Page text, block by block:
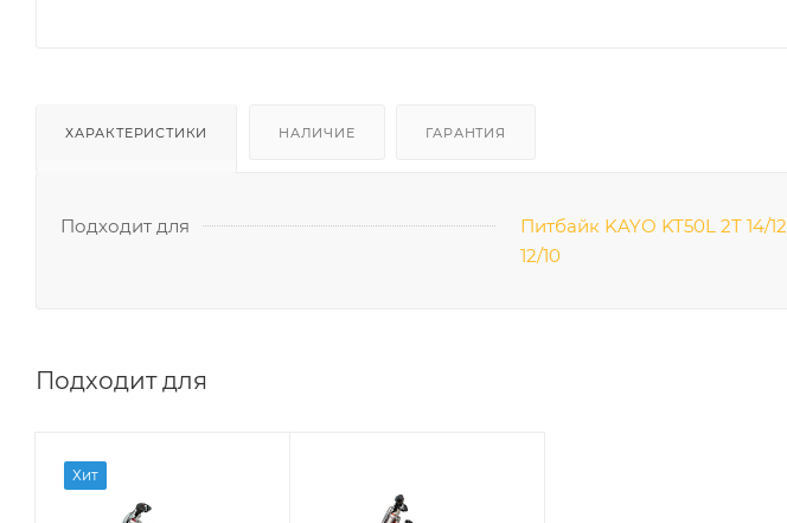
ХАРАКТЕРИСТИКИ НАЛИЧИЕ ГАРАНТИЯ
Подходит для Питбайк KAYO KT50L 2T 14/12
12/10
Подходит для
Хит